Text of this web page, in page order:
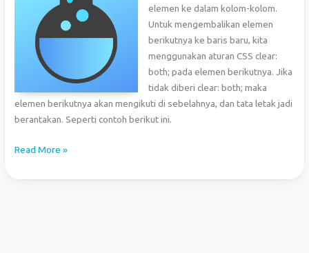
elemen ke dalam kolom-kolom.
Untuk mengembalikan elemen
berikutnya ke baris baru, kita
menggunakan aturan CSS clear:
both; pada elemen berikutnya. Jika
tidak diberi clear: both; maka
elemen berikutnya akan mengikuti di sebelahnya, dan tata letak jadi
berantakan. Seperti contoh berikut ini.
CSS:
Float
Read More »